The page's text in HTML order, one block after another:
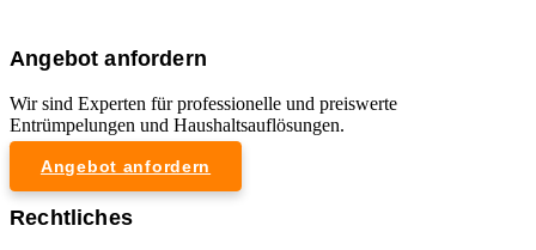
Angebot anfordern
Wir sind Experten für professionelle und preiswerte
Entrümpelungen und Haushaltsauflösungen.
Angebot anfordern
Rechtliches